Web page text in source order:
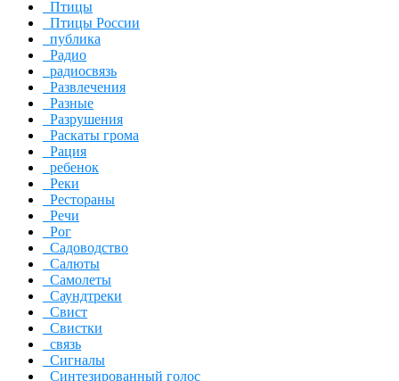
Птицы
Птицы России
публика
Радио
радиосвязь
Развлечения
Разные
Разрушения
Раскаты грома
Рация
ребенок
Реки
Рестораны
Речи
Рог
Садоводство
Салюты
Самолеты
Саундтреки
Свист
Свистки
связь
Сигналы
Синтезированный голос